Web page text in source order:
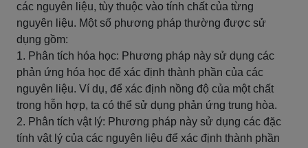
các nguyên liệu, tùy thuộc vào tính chất của từng
nguyên liệu. Một số phương pháp thường được sử
dụng gồm:
1. Phân tích hóa học: Phương pháp này sử dụng các
phản ứng hóa học để xác định thành phần của các
nguyên liệu. Ví dụ, để xác định nồng độ của một chất
trong hỗn hợp, ta có thể sử dụng phản ứng trung hòa.
2. Phân tích vật lý: Phương pháp này sử dụng các đặc
tính vật lý của các nguyên liệu để xác định thành phần